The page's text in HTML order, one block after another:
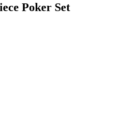
Poker Set